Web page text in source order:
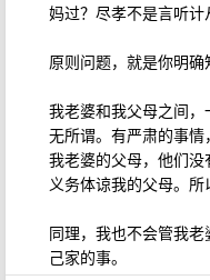
妈过？尽孝不是言听计
原则问题，就是你明确
我老婆和我父母之间
无所谓。有严肃的事
我老婆的父母，他们
义务体谅我的父母。所
同理，我也不会管我
己家的事。